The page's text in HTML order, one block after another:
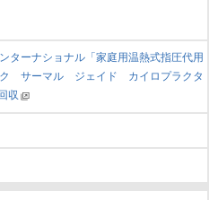
ターナショナル「家庭用温熱式指圧代用
ク サーマル ジェイド カイロプラクタ
収